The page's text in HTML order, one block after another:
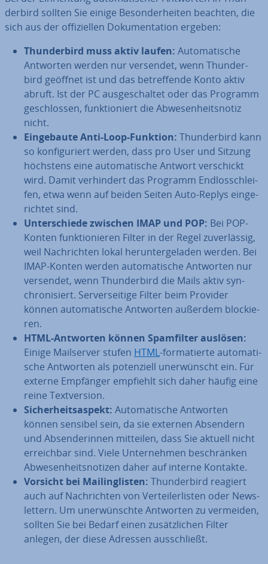
der­bird sollten Sie einige Be­son­der­hei­ten beachten, die
sich aus der of­fi­zi­el­len Do­ku­men­ta­ti­on ergeben:
Thun­der­bird muss aktiv laufen: Au­to­ma­ti­sche
Antworten werden nur versendet, wenn Thun­der­
bird geöffnet ist und das be­tref­fen­de Konto aktiv
abruft. Ist der PC aus­ge­schal­tet oder das Programm
ge­schlos­sen, funk­tio­niert die Ab­we­sen­heits­no­tiz
nicht.
Ein­ge­bau­te Anti-Loop-Funktion: Thun­der­bird kann
so kon­fi­gu­riert werden, dass pro User und Sitzung
höchstens eine au­to­ma­ti­sche Antwort ver­schickt
wird. Damit ver­hin­dert das Programm End­los­schlei­
fen, etwa wenn auf beiden Seiten Auto-Replys ein­ge­
rich­tet sind.
Un­ter­schie­de zwischen IMAP und POP: Bei POP-
Konten funk­tio­nie­ren Filter in der Regel zu­ver­läs­sig,
weil Nach­rich­ten lokal her­un­ter­ge­la­den werden. Bei
IMAP-Konten werden au­to­ma­ti­sche Antworten nur
versendet, wenn Thun­der­bird die Mails aktiv syn­
chro­ni­siert. Ser­ver­sei­ti­ge Filter beim Provider
können au­to­ma­ti­sche Antworten außerdem blo­ckie­
ren.
HTML-Antworten können Spam­fil­ter auslösen:
Einige Mail­ser­ver stufen HTML-for­ma­tier­te au­to­ma­ti­
sche Antworten als po­ten­zi­ell un­er­wünscht ein. Für
externe Empfänger empfiehlt sich daher häufig eine
reine Text­ver­si­on.
Si­cher­heits­aspekt: Au­to­ma­ti­sche Antworten
können sensibel sein, da sie externen Absendern
und Ab­sen­de­rin­nen mitteilen, dass Sie aktuell nicht
er­reich­bar sind. Viele Un­ter­neh­men be­schrän­ken
Ab­we­sen­heits­no­ti­zen daher auf interne Kontakte.
Vorsicht bei Mai­ling­lis­ten: Thun­der­bird reagiert
auch auf Nach­rich­ten von Ver­tei­ler­lis­ten oder News­
let­tern. Um un­er­wünsch­te Antworten zu vermeiden,
sollten Sie bei Bedarf einen zu­sätz­li­chen Filter
anlegen, der diese Adressen aus­schließt.